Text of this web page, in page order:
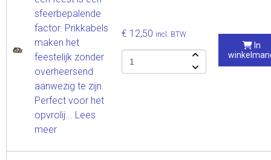
sfeerbepalende
factor. Prikkabels
maken het
feestelijk zonder
overheersend
aanwezig te zijn.
Perfect voor het
opvrolij... Lees
meer
€ 12,50 incl. BTW
In